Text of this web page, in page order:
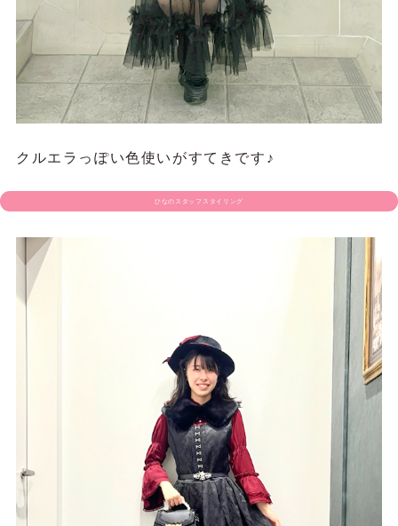
クルエラっぽい色使いがすてきです♪
ひなのスタッフスタイリング